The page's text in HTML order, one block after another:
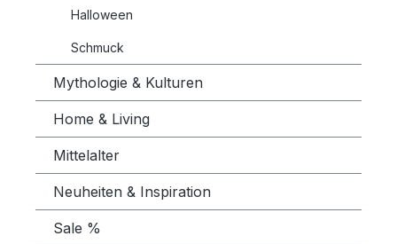
Halloween
Schmuck
Mythologie & Kulturen
Home & Living
Mittelalter
Neuheiten & Inspiration
Sale %